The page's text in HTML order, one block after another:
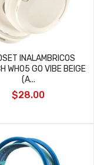
INALAMBRICOS
WH05 GO VIBE BEIGE
(A...
$28.00